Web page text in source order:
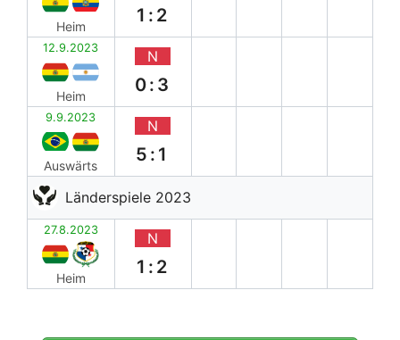
Heim
1:2
12.9.2023
Heim
N
0:3
9.9.2023
Auswärts
N
5:1
Länderspiele 2023
27.8.2023
Heim
N
1:2